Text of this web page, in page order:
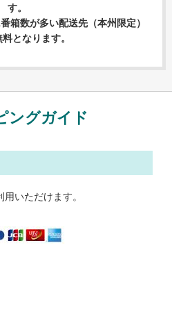
について
す。
箱数が多い配送先（本州限定）
となります。
ングガイド
いただけます。